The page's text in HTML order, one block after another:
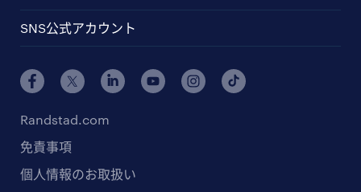
SNS公式アカウント
Randstad.com
免責事項
個人情報のお取扱い